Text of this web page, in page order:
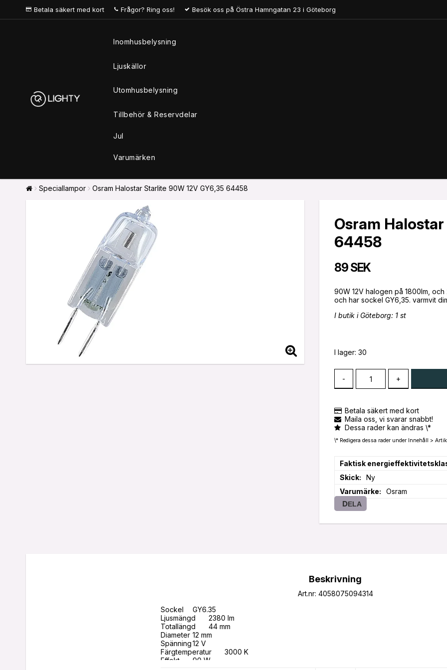
Betala säkert med kort Frågor? Ring oss! Besök oss på Östra Hamngatan 23 i Göteborg
Inomhusbelysning
Ljuskällor
Utomhusbelysning
Tillbehör & Reservdelar
Jul
Varumärken
Speciallampor Osram Halostar Starlite 90W 12V GY6,35 64458
Osram
64458
89 SEK
90W 12V halogen på 1800lm,
I butik i Göteborg: 1 st
I lager: 30
- +
Betala säkert med kort
Maila oss, vi svarar snabbt!
Dessa rader kan ändras \*
\* Redigera dessa rader under Innehåll >
Faktisk
Skick
Ny
Varumärke
Osram
DELA
Beskrivning
Art.nr: 4058075094314
Sockel	GY6.35
Ljusmängd	2380 lm
Totallängd	44 mm
Diameter	12 mm
Spänning	12 V
Färgtemperatur 	3000 K
Effekt	90 W